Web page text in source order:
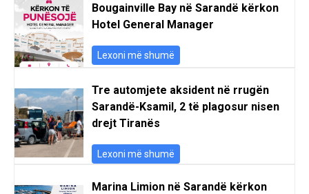
Bougainville Bay në Sarandë kërkon
Hotel General Manager
Lexoni më shumë
Tre automjete aksident në rrugën
Sarandë-Ksamil, 2 të plagosur nisen
drejt Tiranës
Lexoni më shumë
Marina Limion në Sarandë kërkon